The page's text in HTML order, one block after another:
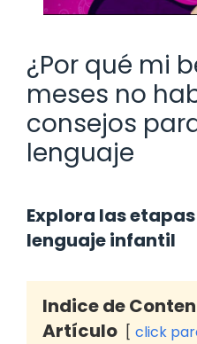
¿Por qué mi
meses no
consejos
lenguaje
Explora las
lenguaje infantil
Indice de
Artículo
click